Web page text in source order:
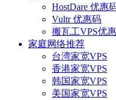
HostDare 优惠
Vultr 优惠码
搬瓦工VPS优
家庭网络推荐
台湾家宽VPS
香港家宽VPS
韩国家宽VPS
美国家宽VPS